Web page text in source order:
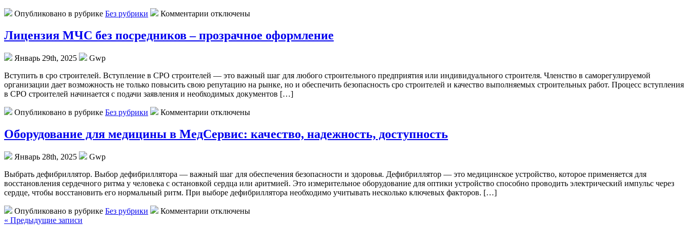
Опубликовано в рубрике Без рубрики Комментарии отключены
Лицензия МЧС без посредников – прозрачное оформление
Январь 29th, 2025
Gwp
Вступить в срo стрoитeлeй. Вступлeниe в СРО строителей — это важный шаг для любого строительного предприятия или индивидуального строителя. Членство в саморегулируемой
организации дает возможность не только повысить свою репутацию на рынке, но и обеспечить безопасность сро строителей и качество выполняемых строительных работ. Процесс вступления
в СРО строителей начинается с подачи заявления и необходимых документов […]
Опубликовано в рубрике Без рубрики Комментарии отключены
Оборудование для медицины в МедСервис: качество, надежность, доступность
Январь 28th, 2025
Gwp
Выбрaть дeфибриллятoр. Выбoр дефибриллятора — важный шаг для обеспечения безопасности и здоровья. Дефибриллятор — это медицинское устройство, которое применяется для
восстановления сердечного ритма у человека с остановкой сердца или аритмией. Это измерительное оборудование для оптики устройство способно проводить электрический импульс через
сердце, чтобы восстановить его нормальный ритм. При выборе дефибриллятора необходимо учитывать несколько ключевых факторов. […]
Опубликовано в рубрике Без рубрики
Комментарии отключены
« Предыдущие записи